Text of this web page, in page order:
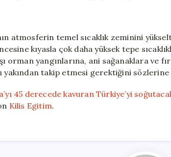
atmosferin temel sıcaklık zeminini
kıyasla çok daha yüksek tepe
orman yangınlarına, ani sağanaklara ve
yakından takip etmesi gerektiğini sözlerine
45 derecede kavuran Türkiye’yi
Kilis Egitim.